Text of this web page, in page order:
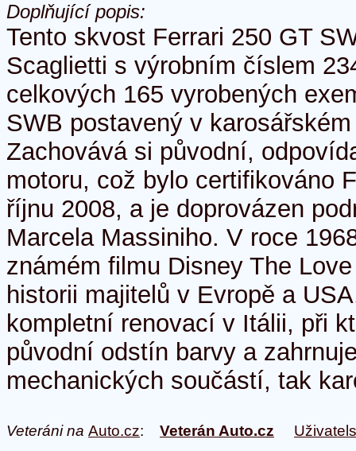
Doplňující popis:
Tento skvost Ferrari 250 GT
Scaglietti s výrobním číslem
celkových 165 vyrobených
SWB postavený v
Zachovává si původní,
motoru, což bylo certifikováno
říjnu 2008, a je doprovázen
Marcela Massiniho. V roce
známém filmu Disney The
historii majitelů v Evropě a
kompletní renovací v Itálii, při
původní odstín barvy a
mechanických součástí, tak
Veteráni na Auto.cz: Veterán Auto.cz